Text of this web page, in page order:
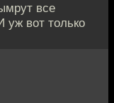
все
уж вот только